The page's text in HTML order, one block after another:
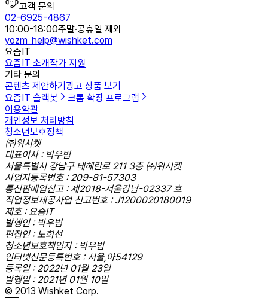
고객 문의
02-6925-4867
10:00-18:00주말·공휴일 제외
yozm_help@wishket.com
요즘IT
요즘IT 소개작가 지원
기타 문의
콘텐츠 제안하기광고 상품 보기
요즘IT 슬랙봇
크롬 확장 프로그램
이용약관
개인정보 처리방침
청소년보호정책
㈜위시켓
대표이사 : 박우범
서울특별시 강남구 테헤란로 211 3층 ㈜위시켓
사업자등록번호 : 209-81-57303
통신판매업신고 : 제2018-서울강남-02337 호
직업정보제공사업 신고번호 : J1200020180019
제호 : 요즘IT
발행인 : 박우범
편집인 : 노희선
청소년보호책임자 : 박우범
인터넷신문등록번호 : 서울,아54129
등록일 : 2022년 01월 23일
발행일 : 2021년 01월 10일
© 2013 Wishket Corp.